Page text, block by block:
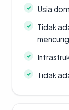
Usia
Tidak
Tidak